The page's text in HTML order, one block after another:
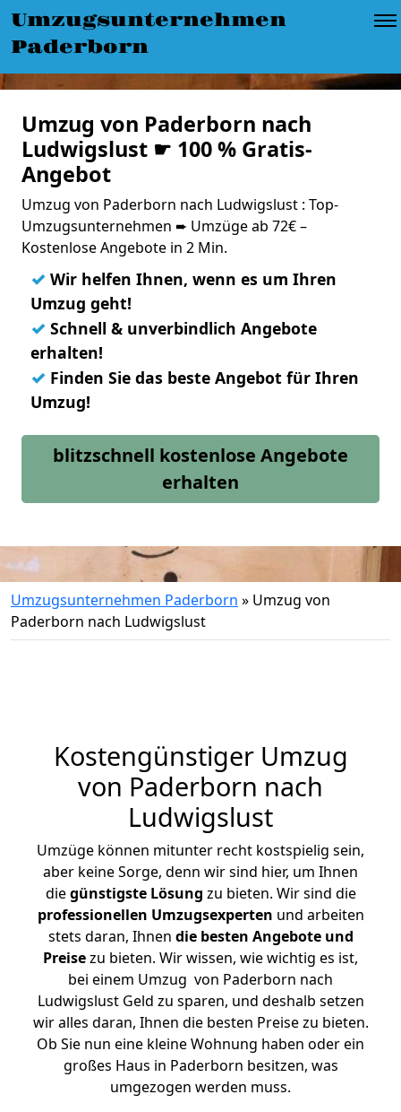
Umzugsunternehmen
Paderborn
Umzug von Paderborn nach
Ludwigslust ☛ 100 % Gratis-
Angebot
Umzug von Paderborn nach Ludwigslust : Top-
Umzugsunternehmen ➨ Umzüge ab 72€ –
Kostenlose Angebote in 2 Min.
✓ Wir helfen Ihnen, wenn es um Ihren
Umzug geht!
✓ Schnell & unverbindlich Angebote
erhalten!
✓ Finden Sie das beste Angebot für Ihren
Umzug!
blitzschnell kostenlose Angebote
erhalten
Umzugsunternehmen Paderborn » Umzug von
Paderborn nach Ludwigslust
Kostengünstiger Umzug
von Paderborn nach
Ludwigslust
Umzüge können mitunter recht kostspielig sein,
aber keine Sorge, denn wir sind hier, um Ihnen
diegünstigste Lösung zu bieten. Wir sind die
professionellen Umzugsexperten und arbeiten
stets daran, Ihnen die besten Angebote und
Preisezu bieten. Wir wissen, wie wichtig es ist,
bei einem Umzug von Paderborn nach
Ludwigslust Geld zu sparen, und deshalb setzen
wir alles daran, Ihnen die besten Preise zu bieten.
Ob Sie nun eine kleine Wohnung haben oder ein
großes Haus in Paderborn besitzen, was
umgezogen werden muss.